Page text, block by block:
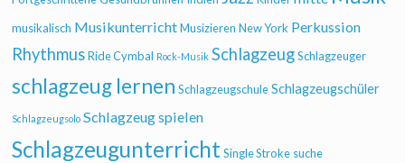
musikalisch Musikunterricht Musizieren New York Perkussion
Rhythmus Ride Cymbal Rock-Musik Schlagzeug Schlagzeuger
schlagzeug lernen Schlagzeugschule Schlagzeugschüler
Schlagzeugsolo Schlagzeug spielen
Schlagzeugunterricht Single Stroke suche